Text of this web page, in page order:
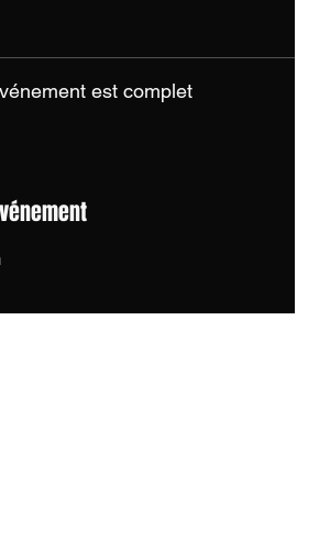
est complet